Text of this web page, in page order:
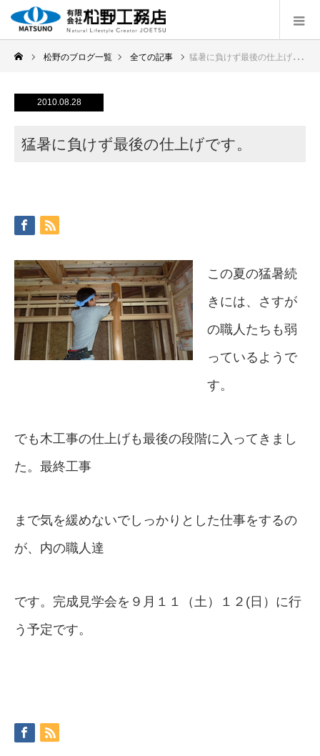
松野のブログ一覧 全ての記事 猛暑に負けず最後の仕上げです。
2010.08.28
猛暑に負けず最後の仕上げです。
この夏の猛暑続
きには、さすが
の職人たちも弱
っているようで
す。
でも木工事の仕上げも最後の段階に入ってきまし
た。最終工事
まで気を緩めないでしっかりとした仕事をするの
が、内の職人達
です。完成見学会を９月１１（土）１２(日）に行
う予定です。